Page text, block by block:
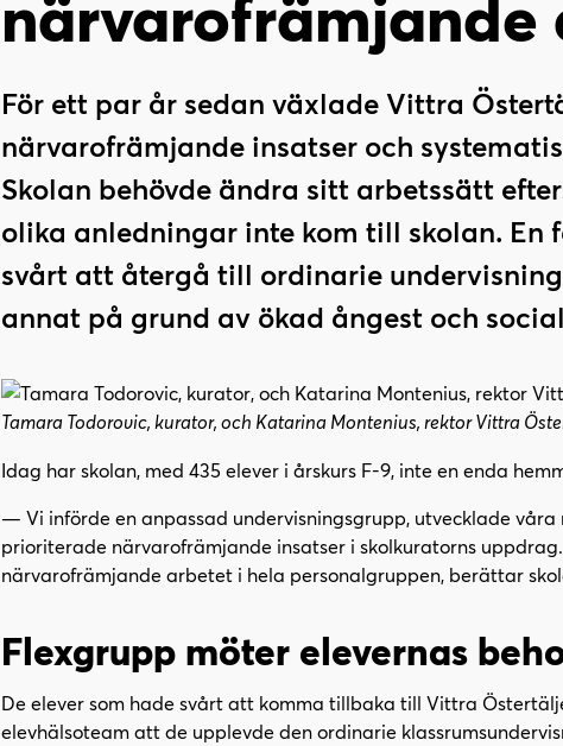
För ett par år sedan växlade Vittra
närvarofrämjande insatser och
Skolan behövde ändra sitt arbetssätt
olika anledningar inte kom till skolan. En
svårt att återgå till ordinarie
annat på grund av ökad ångest och
Tamara Todorovic, kurator, och Katarina Montenius, rektor Vittra
Idag har skolan, med 435 elever i årskurs F-9, inte en enda
— Vi införde en anpassad undervisningsgrupp, utvecklade
prioriterade närvarofrämjande insatser i skolkuratorns
närvarofrämjande arbetet i hela personalgruppen, berättar
Flexgrupp möter elevernas
De elever som hade svårt att komma tillbaka till Vittra
elevhälsoteam att de upplevde den ordinarie